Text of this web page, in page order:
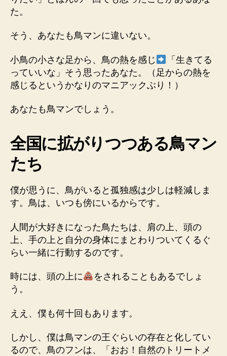
で
の
た。
そう、あなたも鳥マンに違いない。
小鳥の小さな足から、鳥の熱を感じ
「生きてる
っていいな」そう思ったあなた。（足からの熱を
感じるというかなりのマニアックぶり！）
あなたも鳥マンでしょう。
全国に拡がりつつある鳥マン
たち
僕が思うに、鳥がいると孤独感は少しは軽減しま
す。鳥は、いつも傍にいるからです。
人間が大好きになった鳥たちは、肩の上、頭の
上、手の上と自分の身体にまとわりついてくるぐ
らい一緒に行動するのです。
時には、頭の上に
をされることもあるでしょ
う。
ええ、僕も何十回もあります。
しかし、僕は鳥マンの王ぐらいの存在と化してい
るので、鳥のフンは、「おお！自然のトリートメ